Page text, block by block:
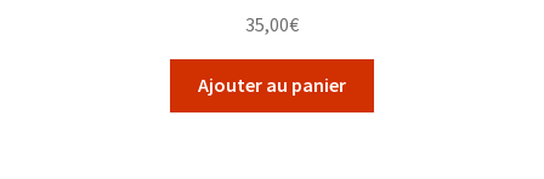
35,00€
Ajouter au panier